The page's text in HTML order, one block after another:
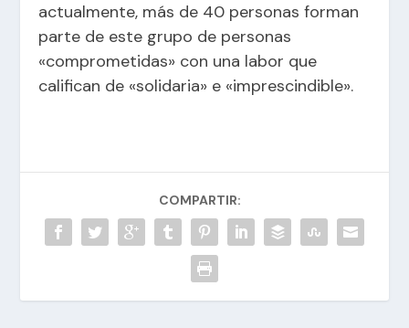
actualmente, más de 40 personas forman
parte de este grupo de personas
«comprometidas» con una labor que
califican de «solidaria» e «imprescindible».
COMPARTIR: